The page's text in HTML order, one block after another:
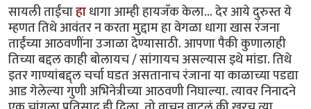
सायली ताईंचाहाधागा आम्ही हायजॅक केला... देर आये दुरुस्त ये
म्हणत तिथे आवंतर न करता मुद्दाम हा वेगळा धागा खास रंजना
ताईंच्या आठवणींना उजाळा देण्यासाठी. आपणा पैकी कुणालाही
तिच्या बद्दल काही बोलायच / सांगायच असल्यास इथे मांडा. तिथे
इतर गाण्यांबद्द्ल चर्चा घडत असतानाच रंजाना या काळाच्या पडद्या
आड गेलेल्या गुणी अभिनेत्रीच्या आठवणी निघाल्या. त्यावर निनादने